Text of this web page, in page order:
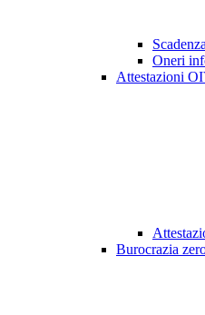
Oneri
Attestazioni
Burocrazia